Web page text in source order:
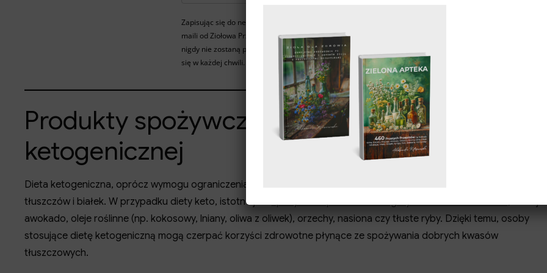
Zapisując się do newslettera zgadzasz się na otrzymywanie e-
maili od Ziołowa Przystań. Twoje dane są w 100% bezpieczne i
nigdy nie zostaną przekazane osobom trzecim. Możesz wypisać
się w każdej chwili.
Produkty spożywcze dozwolone na diecie
ketogenicznej
Dieta ketogeniczna, oprócz wymogu ograniczenia ilości węglowodanów, wymaga też odpowiedniego dobierania
tłuszczów i białek. W przypadku diety keto, istotne jestspożywanie produktów bogatych w zdrowe tłuszcze, takie
awokado, oleje roślinne (np. kokosowy, lniany, oliwa z oliwek), orzechy, nasiona czy tłuste ryby. Dzięki temu, osoby
stosujące dietę ketogeniczną mogą czerpać korzyści zdrowotne płynące ze spożywania dobrych kwasów
tłuszczowych.